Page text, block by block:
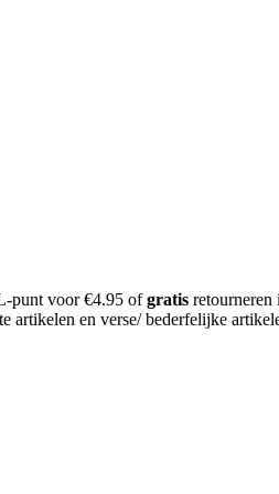
punt voor €4.95 ofgratis retourneren
artikelen en verse/ bederfelijke